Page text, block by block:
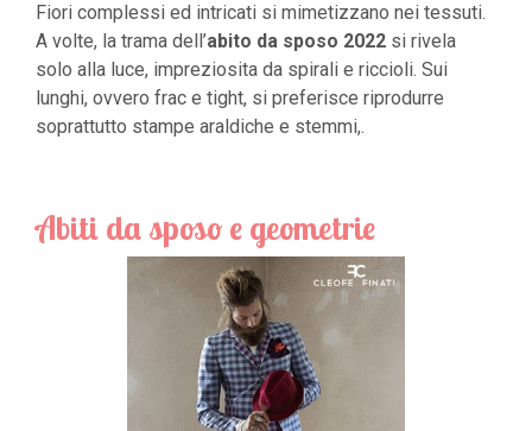
Fiori complessi ed intricati si mimetizzano nei tessuti.
A volte, la trama dell’abito da sposo 2022 si rivela
solo alla luce, impreziosita da spirali e riccioli. Sui
lunghi, ovvero frac e tight, si preferisce riprodurre
soprattutto stampe araldiche e stemmi,.
Abiti da sposo e geometrie